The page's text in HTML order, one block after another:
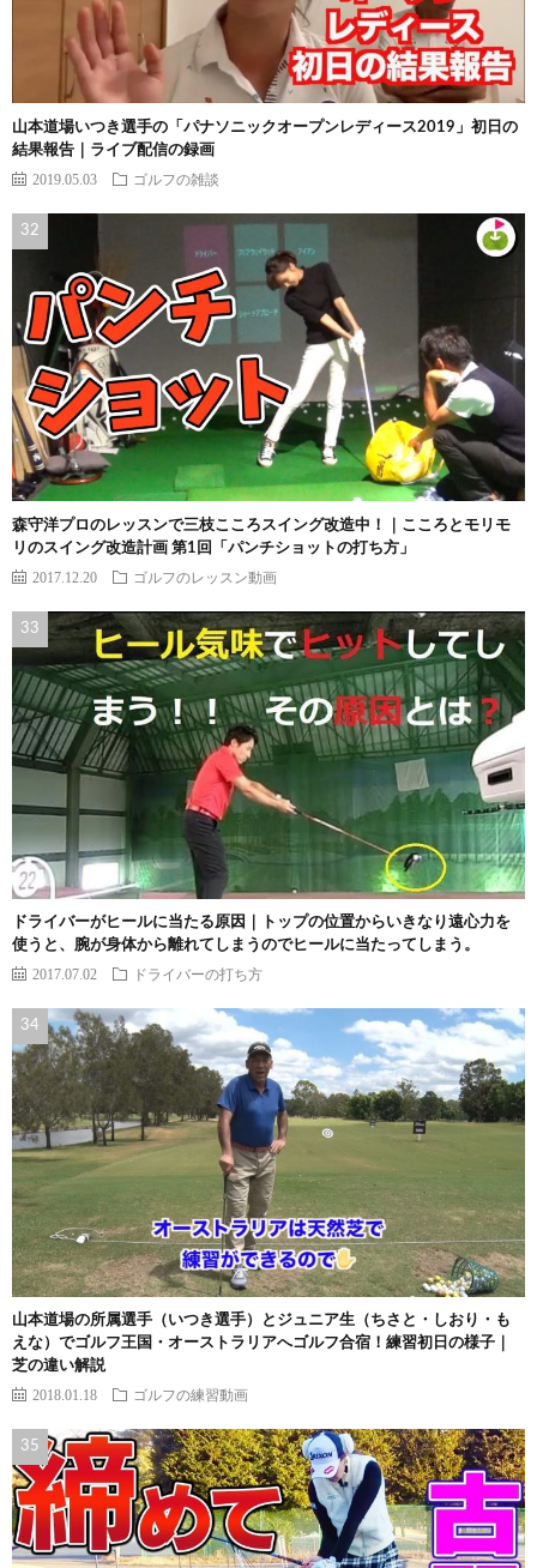
山本道場いつき選手の「パナソニックオープンレディース2019」初日の
結果報告｜ライブ配信の録画
2019.05.03 ゴルフの雑談
森守洋プロのレッスンで三枝こころスイング改造中！｜こころとモリモ
リのスイング改造計画 第1回「パンチショットの打ち方」
2017.12.20 ゴルフのレッスン動画
ドライバーがヒールに当たる原因｜トップの位置からいきなり遠心力を
使うと、腕が身体から離れてしまうのでヒールに当たってしまう。
2017.07.02 ドライバーの打ち方
山本道場の所属選手（いつき選手）とジュニア生（ちさと・しおり・も
えな）でゴルフ王国・オーストラリアへゴルフ合宿！練習初日の様子｜
芝の違い解説
2018.01.18 ゴルフの練習動画